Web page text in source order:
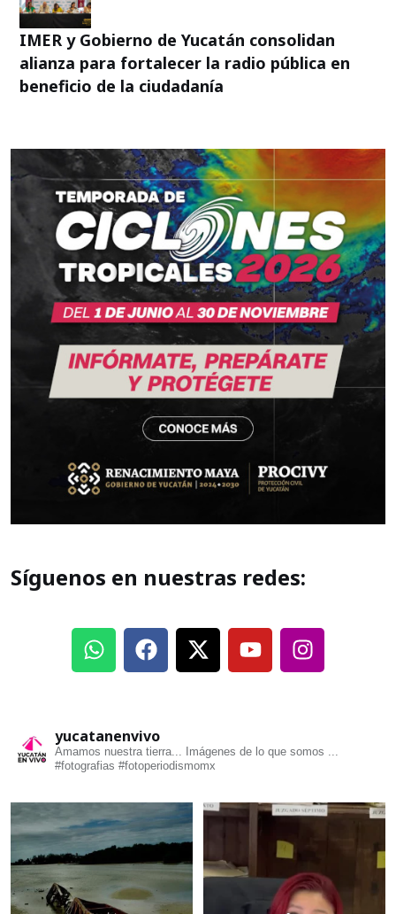
IMER y Gobierno de Yucatán consolidan
alianza para fortalecer la radio pública en
beneficio de la ciudadanía
Síguenos en nuestras redes:
yucatanenvivo
Amamos nuestra tierra... Imágenes de lo que somos ...
#fotografias #fotoperiodismomx